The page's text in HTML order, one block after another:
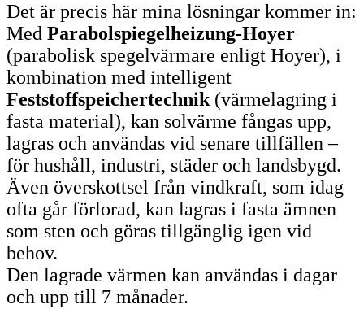
Det är precis här mina lösningar kommer in:
Med Parabolspiegelheizung-Hoyer
(parabolisk spegelvärmare enligt Hoyer), i
kombination med intelligent
Feststoffspeichertechnik (värmelagring i
fasta material), kan solvärme fångas upp,
lagras och användas vid senare tillfällen –
för hushåll, industri, städer och landsbygd.
Även överskottsel från vindkraft, som idag
ofta går förlorad, kan lagras i fasta ämnen
som sten och göras tillgänglig igen vid
behov.
Den lagrade värmen kan användas i dagar
och upp till 7 månader.